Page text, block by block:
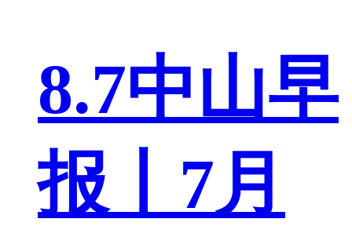
8.7中山早
报丨7月